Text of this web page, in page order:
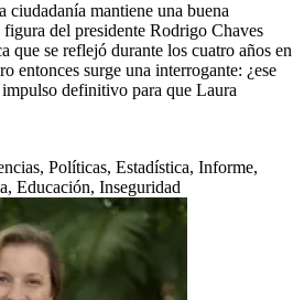
ciudadanía mantiene una buena
del presidente Rodrigo Chaves
que se reflejó durante los cuatro años en
entonces surge una interrogante: ¿ese
definitivo para que Laura
Políticas, Estadística, Informe,
Educación, Inseguridad